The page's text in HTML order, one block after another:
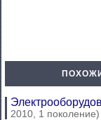
2010, 1 поколение)